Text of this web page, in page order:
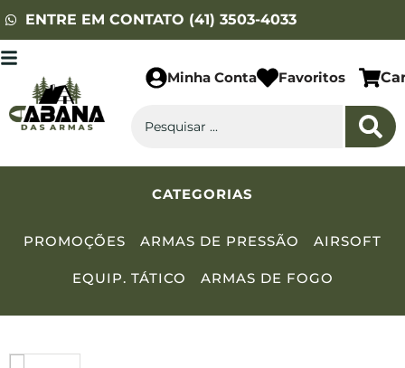
ENTRE EM CONTATO (41) 3503-4033
Minha Conta Favoritos
CATEGORIAS
PROMOÇÕES ARMAS DE PRESSÃO AIRSOFT
EQUIP. TÁTICO ARMAS DE FOGO